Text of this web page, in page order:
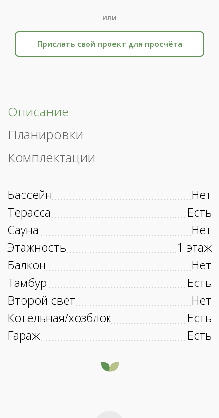
или
Прислать свой проект для просчёта
Описание
Планировки
Комплектации
Бассейн
Нет
Терасса
Есть
Сауна
Нет
Этажность
1 этаж
Балкон
Нет
Тамбур
Есть
Второй свет
Нет
Котельная/хозблок
Есть
Гараж
Есть